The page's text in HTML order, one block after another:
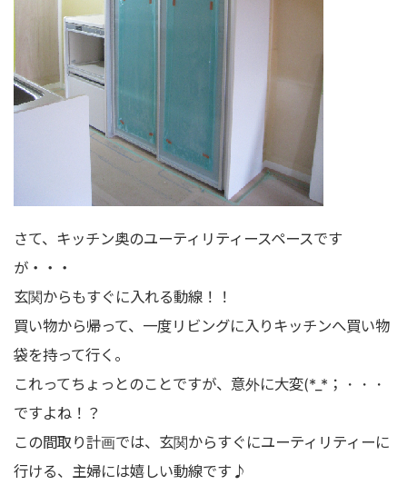
さて、キッチン奥のユーティリティースペースです
が・・・
玄関からもすぐに入れる動線！！
買い物から帰って、一度リビングに入りキッチンへ買い物
袋を持って行く。
これってちょっとのことですが、意外に大変(*_*；・・・
ですよね！？
この間取り計画では、玄関からすぐにユーティリティーに
行ける、主婦には嬉しい動線です♪